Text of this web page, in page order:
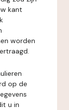
kant
worden
op de
u in